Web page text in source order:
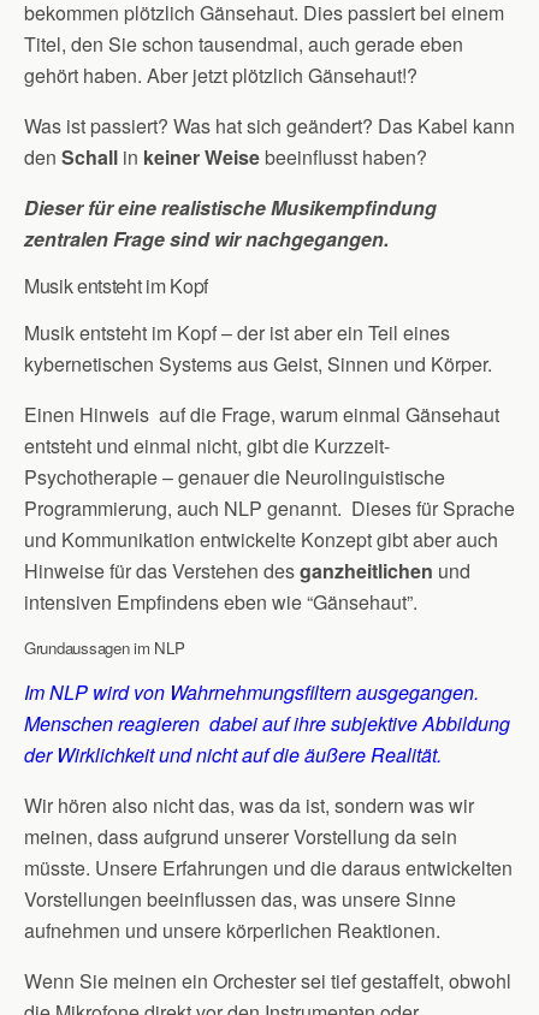
bekommen plötzlich Gänsehaut. Dies passiert bei einem
Titel, den Sie schon tausendmal, auch gerade eben
gehört haben. Aber jetzt plötzlich Gänsehaut!?
Was ist passiert? Was hat sich geändert? Das Kabel kann
den Schall in keiner Weisebeeinflusst haben?
Dieser für eine realistische Musikempfindung
zentralen Frage sind wir nachgegangen.
Musik entsteht im Kopf
Musik entsteht im Kopf – der ist aber ein Teil eines
kybernetischen Systems aus Geist, Sinnen und Körper.
Einen Hinweis auf die Frage, warum einmal Gänsehaut
entsteht und einmal nicht, gibt die Kurzzeit-
Psychotherapie – genauer die Neurolinguistische
Programmierung, auch NLP genannt. Dieses für Sprache
und Kommunikation entwickelte Konzept gibt aber auch
Hinweise für das Verstehen desganzheitlichen und
intensiven Empfindens eben wie “Gänsehaut”.
Grundaussagen im NLP
Im NLP wird von Wahrnehmungsfiltern ausgegangen.
Menschen reagieren dabei auf ihre subjektive Abbildung
der Wirklichkeit und nicht auf die äußere Realität.
Wir hören also nicht das, was da ist, sondern was wir
meinen, dass aufgrund unserer Vorstellung da sein
müsste. Unsere Erfahrungen und die daraus entwickelten
Vorstellungen beeinflussen das, was unsere Sinne
aufnehmen und unsere körperlichen Reaktionen.
Wenn Sie meinen ein Orchester sei tief gestaffelt, obwohl